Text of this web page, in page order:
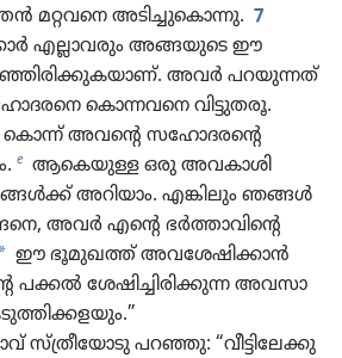
മറ്റവനെ അടിച്ചുകൊ​ന്നു. 7
എല്ലാവ​രും അങ്ങയുടെ ഈ
അവർ പറയു​ന്നത്‌
കൊന്ന​വനെ വിട്ടു​തരൂ.
അവന്റെ സഹോ​ദ​രന്റെ
e ആകെയുള്ള ഒരു അവകാശി
അറിയാം. എങ്കിലും ഞങ്ങൾ
അവർ എന്റെ ഭർത്താ​വി​ന്റെ
* ഈ ഭൂമു​ഖത്ത്‌ അവശേ​ഷി​ക്കാൻ
പക്കൽ ശേഷി​ച്ചി​രി​ക്കുന്ന അവസാ​
സ്‌ത്രീയോ​ടു പറഞ്ഞു: “വീട്ടി​ലേക്കു